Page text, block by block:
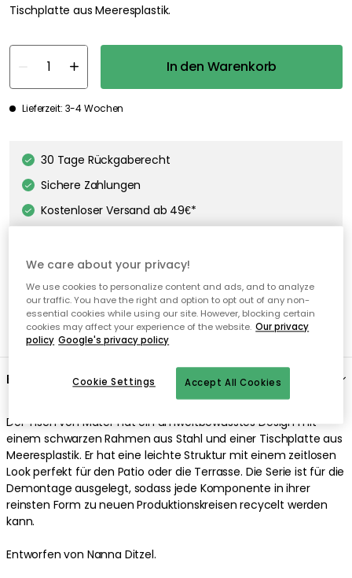
Tischplatte aus Meeresplastik.
In den Warenkorb
Lieferzeit: 3-4 Wochen
30 Tage Rückgaberecht
Sichere Zahlungen
Kostenloser Versand ab 49€*
Beschreibung
Der Tischvon Mater hat ein umweltbewusstes Design mit
einemschwarzen Rahmen aus Stahl und einer Tischplatte aus
Meeresplastik. Er hat eine leichte Struktur mit einem zeitlosen
Lookperfekt für den Patio oder die Terrasse. Die Serie ist für die
Demontage ausgelegt, sodass jede Komponente in ihrer
reinsten Form zu neuen Produktionskreisen recycelt werden
kann.
Entworfen von Nanna Ditzel.
We care about your privacy!
We use cookies to personalize content and ads, and to analyze
our traffic. You have the right and option to opt out of any non-
essential cookies while using our site. However, blocking certain
cookies may affect your experience of the website. Our privacy
policy Google's privacy policy
Accept All Cookies
Cookie Settings